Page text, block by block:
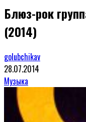
Блюз-рок
(2014)
golubchikav
28.07.2014
Музыка